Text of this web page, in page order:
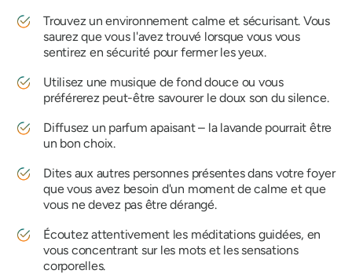
Trouvez un environnement calme et sécurisant. Vous
saurez que vous l'avez trouvé lorsque vous vous
sentirez en sécurité pour fermer les yeux.
Utilisez une musique de fond douce ou vous
préférerez peut-être savourer le doux son du silence.
Diffusez un parfum apaisant – la lavande pourrait être
un bon choix.
Dites aux autres personnes présentes dans votre foyer
que vous avez besoin d'un moment de calme et que
vous ne devez pas être dérangé.
Écoutez attentivement les méditations guidées, en
vous concentrant sur les mots et les sensations
corporelles.